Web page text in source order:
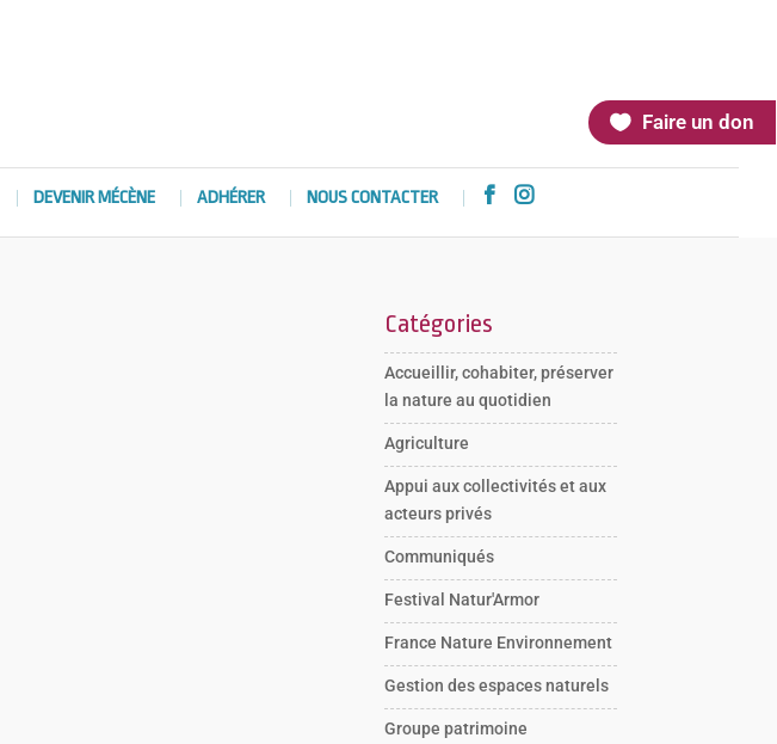
Faire un don
DEVENIR MÉCÈNE ADHÉRER NOUS CONTACTER  
Catégories
Accueillir, cohabiter, préserver
la nature au quotidien
Agriculture
Appui aux collectivités et aux
acteurs privés
Communiqués
Festival Natur'Armor
France Nature Environnement
Gestion des espaces naturels
Groupe patrimoine